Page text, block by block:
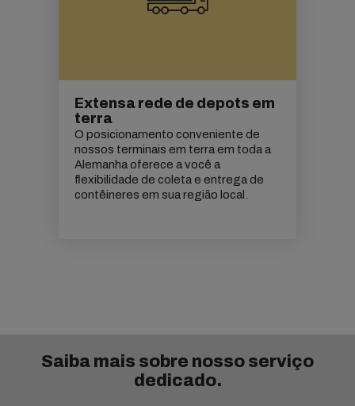
Extensa rede de depots em
terra
O posicionamento conveniente de
nossos terminais em terra em toda a
Alemanha oferece a você a
flexibilidade de coleta e entrega de
contêineres em sua região local.
Saiba mais sobre nosso serviço
dedicado.